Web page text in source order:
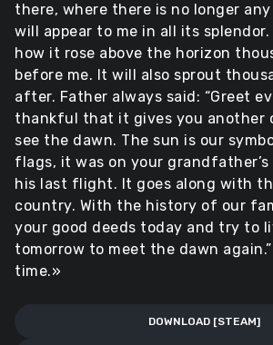
there, where there is no longer
will appear to me in all its splendor.
how it rose above the horizon
before me. It will also sprout
after. Father always said: “Greet
thankful that it gives you another
see the dawn. The sun is our
flags, it was on your grandfather’s
his last flight. It goes along with
country. With the history of our
your good deeds today and try to
tomorrow to meet the dawn again.”
time.»
DOWNLOAD [STEAM]